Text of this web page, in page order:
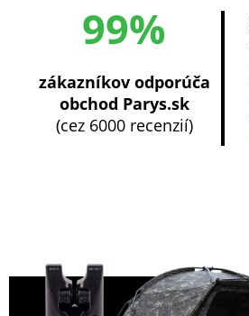
99%
zákazníkov odporúča
obchod Parys.sk
(cez 6000 recenzií)